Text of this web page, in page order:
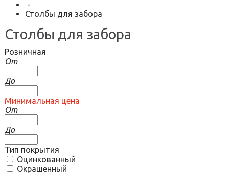
-
Столбы для забора
Столбы для забора
Розничная
От
До
Минимальная цена
От
До
Тип покрытия
Оцинкованный
Окрашенный